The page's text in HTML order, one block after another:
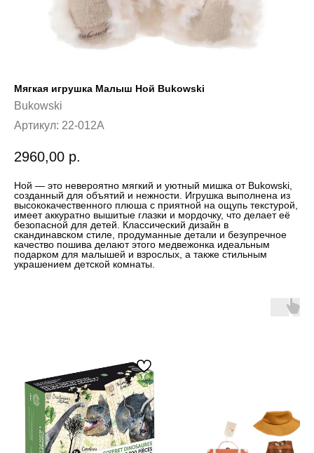
Мягкая игрушка Малыш Ной Bukowski
Bukowski
Артикул: 22-012A
2960,00 р.
Ной — это невероятно мягкий и уютный мишка от Bukowski,
созданный для объятий и нежности. Игрушка выполнена из
высококачественного плюша с приятной на ощупь текстурой,
имеет аккуратно вышитые глазки и мордочку, что делает её
безопасной для детей. Классический дизайн в
скандинавском стиле, продуманные детали и безупречное
качество пошива делают этого медвежонка идеальным
подарком для малышей и взрослых, а также стильным
украшением детской комнаты.